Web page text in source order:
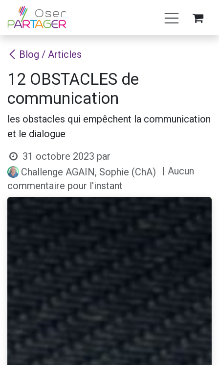
Se rendre au contenu
Blog / Articles
12 OBSTACLES de
communication
les obstacles qui empêchent la communication
et le dialogue
31 octobre 2023 par
Challenge AGAIN, Sophie (ChA)
| Aucun
commentaire pour l'instant